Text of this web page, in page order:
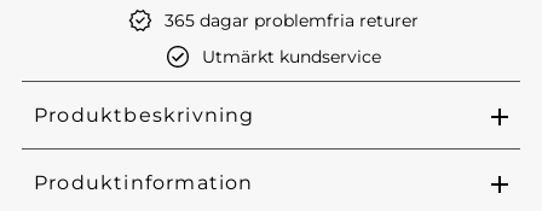
365 dagar problemfria returer
Utmärkt kundservice
Produktbeskrivning
Produktinformation